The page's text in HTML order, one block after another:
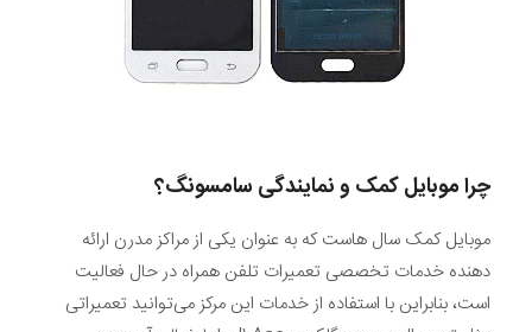
چرا موبایل کمک و نمایندگی سامسونگ؟
موبایل کمک سال هاست که به عنوان یکی از مراکز مدرن ارائه
دهنده خدمات تخصصی تعمیرات تلفن همراه در حال فعالیت
است، بنابراین با استفاده از خدمات این مرکز می‌توانید تعمیراتی